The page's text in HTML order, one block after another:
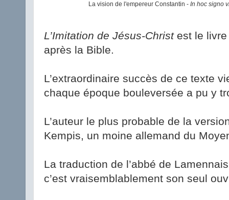
La vision de l'empereur Constantin - In hoc signo
L’Imitation de Jésus-Christest le livre
après la Bible.
L’extraordinaire succès de ce texte
chaque époque bouleversée a pu y
L’auteur le plus probable de la
Kempis, un moine allemand du
La traduction de l’abbé de
c’est vraisemblablement son seul